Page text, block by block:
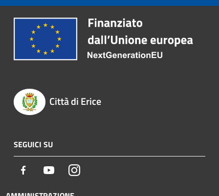
Città di Erice
SEGUICI SU
Facebook YoutubeInstagram